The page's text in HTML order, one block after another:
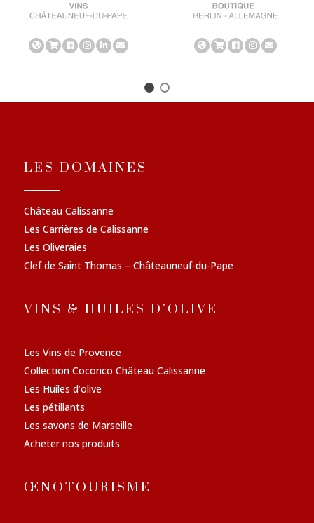
LES DOMAINES
Château Calissanne
Les Carrières de Calissanne
Les Oliveraies
Clef de Saint Thomas – Châteauneuf-du-Pape
VINS & HUILES D'OLIVE
Les Vins de Provence
Collection Cocorico Château Calissanne
Les Huiles d’olive
Les pétillants
Les savons de Marseille
Acheter nos produits
ŒNOTOURISME